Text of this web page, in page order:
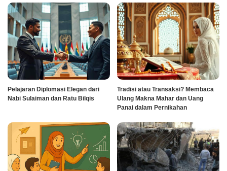
Pelajaran Diplomasi Elegan dari
Nabi Sulaiman dan Ratu Bilqis
Tradisi atau Transaksi? Membaca
Ulang Makna Mahar dan Uang
Panai dalam Pernikahan